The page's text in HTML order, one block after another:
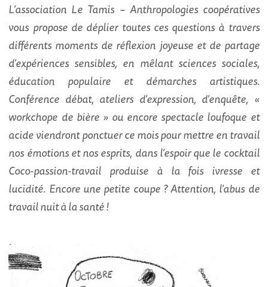
L’association Le Tamis – Anthropologies coopératives
vous propose de déplier toutes ces questions à travers
différents moments de réflexion joyeuse et de partage
d’expériences sensibles, en mêlant sciences sociales,
éducation populaire et démarches artistiques.
Conférence débat, ateliers d’expression, d’enquête, «
workchope de bière » ou encore spectacle loufoque et
acide viendront ponctuer ce mois pour mettre en travail
nos émotions et nos esprits, dans l’espoir que le cocktail
Coco-passion-travail produise à la fois ivresse et
lucidité. Encore une petite coupe ? Attention, l’abus de
travail nuit à la santé !